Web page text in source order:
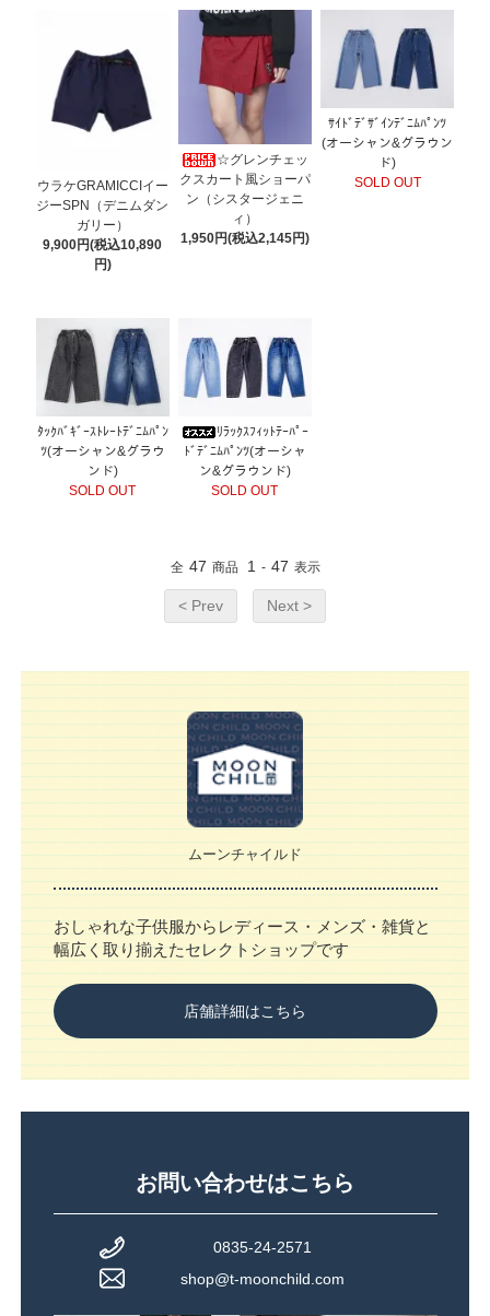
ウラケGRAMICCIイー
ジーSPN（デニムダン
ガリー）
9,900円(税込10,890
円)
☆グレンチェッ
クスカート風ショーパ
ン（シスタージェニ
ィ）
1,950円(税込2,145円)
ｻｲﾄﾞﾃﾞｻﾞｲﾝﾃﾞﾆﾑﾊﾟﾝﾂ
(オーシャン&グラウン
ド)
SOLD OUT
ﾀｯｸﾊﾞｷﾞｰｽﾄﾚｰﾄﾃﾞﾆﾑﾊﾟﾝ
ﾂ(オーシャン&グラウ
ンド)
SOLD OUT
ﾘﾗｯｸｽﾌｨｯﾄﾃｰﾊﾟｰ
ﾄﾞﾃﾞﾆﾑﾊﾟﾝﾂ(オーシャ
ン&グラウンド)
SOLD OUT
全 47 商品 1 - 47 表示
< Prev Next >
ムーンチャイルド
おしゃれな子供服からレディース・メンズ・雑貨と
幅広く取り揃えたセレクトショップです
店舗詳細はこちら
お問い合わせはこちら
0835-24-2571
shop@t-moonchild.com